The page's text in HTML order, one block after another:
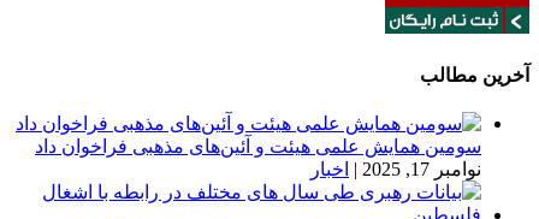
آخرین مطالب
سومین همایش علمی هیئت و آئین‌های مذهبی فراخوان داد
نوامبر 17, 2025
| اخبار